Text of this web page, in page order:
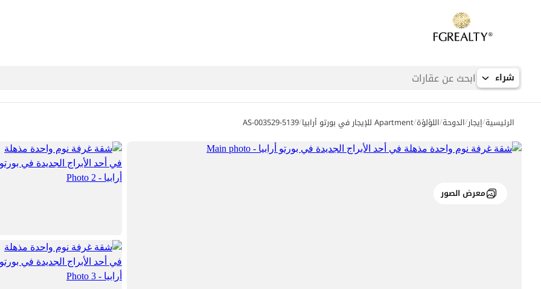
شراء
معرض الصور
الرئيسية/إيجار/الدوحة/اللؤلؤة/Apartment للإيجار في بورتو أرابيا /
AS-003529-5139